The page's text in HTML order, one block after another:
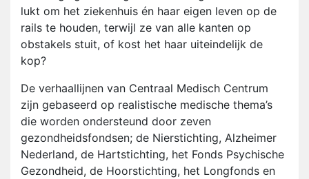
lukt om het ziekenhuis én haar eigen leven op de
rails te houden, terwijl ze van alle kanten op
obstakels stuit, of kost het haar uiteindelijk de
kop?
De verhaallijnen van Centraal Medisch Centrum
zijn gebaseerd op realistische medische thema’s
die worden ondersteund door zeven
gezondheidsfondsen; de Nierstichting, Alzheimer
Nederland, de Hartstichting, het Fonds Psychische
Gezondheid, de Hoorstichting, het Longfonds en